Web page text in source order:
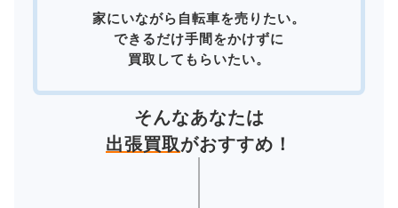
家にいながら自転車を売りたい。
できるだけ手間をかけずに
買取してもらいたい。
そんなあなたは
出張買取がおすすめ！